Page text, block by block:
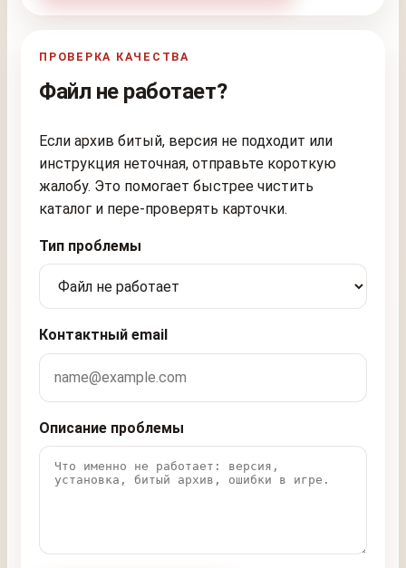
ПРОВЕРКА КАЧЕСТВА
Файл не работает?
Если архив битый, версия не подходит или
инструкция неточная, отправьте короткую
жалобу. Это помогает быстрее чистить
каталог и пере-проверять карточки.
Тип проблемы
Контактный email
Описание проблемы